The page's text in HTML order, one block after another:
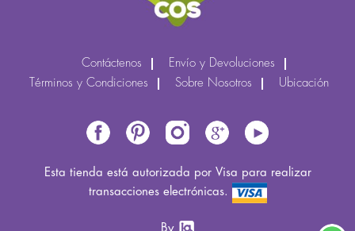
Contáctenos
Envío y Devoluciones
Términos y Condiciones
Sobre Nosotros Ubicación
Esta tienda está autorizada por Visa para realizar
transacciones electrónicas.